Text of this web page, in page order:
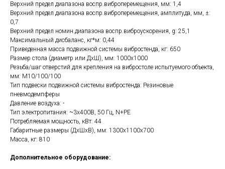
Верхний предел диапазона воспр.виброперемещения, мм: 1,4
Верхний предел диапазона воспр.виброперемещения, амплитуда, мм, ±:
0,7
Верхний предел номин.диапазона воспр.виброускорения, g: 25,1
Максимальный дисбаланс, кг*м: 0,44
Приведенная масса подвижной системы вибростенда, кг: 650
Размер стола (диаметр или ДхШ), мм: 1000х1000
Резьба/шаг отверстий для крепления на вибростоле испытуемого объекта,
мм: М10/100/100
Тип подвески подвижной системы вибростенда: Резиновые
пневмодемпферы
Давление воздуха: -
Тип электропитания: ~3х400В, 50 Гц, N+PE
Потребляемая мощность, кВт: 44
Габаритные размеры (ДхШхВ), мм: 1300x1100x700
Масса, кг: 810
Дополнительное оборудование: